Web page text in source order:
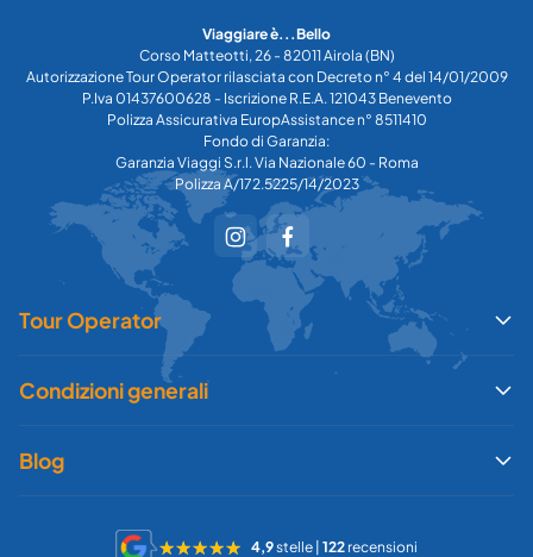
Viaggiare è...Bello
Corso Matteotti, 26 - 82011 Airola (BN)
Autorizzazione Tour Operator rilasciata con Decreto n° 4 del 14/01/2009
P.Iva 01437600628 - Iscrizione R.E.A. 121043 Benevento
Polizza Assicurativa EuropAssistance n° 8511410
Fondo di Garanzia:
Garanzia Viaggi S.r.l. Via Nazionale 60 - Roma
Polizza A/172.5225/14/2023
Tour Operator
Condizioni generali
Blog
4,9stelle | 122 recensioni